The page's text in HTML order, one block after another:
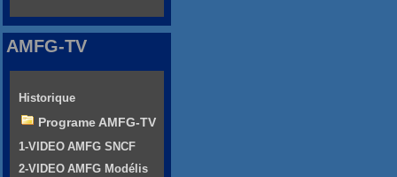
AMFG-TV
Historique
Programe AMFG-TV
1-VIDEO AMFG SNCF
2-VIDEO AMFG Modélis